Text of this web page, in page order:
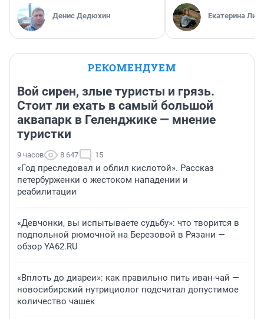
Денис Дедюхин Екатерина
РЕКОМЕНДУЕМ
Вой сирен, злые туристы и грязь.
Стоит ли ехать в самый большой
аквапарк в Геленджике — мнение
туристки
9 часов 8 647 15
«Год преследовал и облил кислотой». Рассказ
петербурженки о жестоком нападении и
реабилитации
«Девчонки, вы испытываете судьбу»: что творится в
подпольной рюмочной на Березовой в Рязани —
обзор YA62.RU
«Вплоть до диареи»: как правильно пить иван-чай —
новосибирский нутрициолог подсчитал допустимое
количество чашек